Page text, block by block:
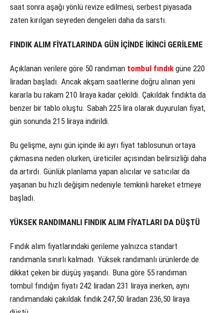
saat sonra aşağı yönlü revize edilmesi, serbest piyasada
zaten kırılgan seyreden dengeleri daha da sarstı.
FINDIK ALIM FİYATLARINDA GÜN İÇİNDE İKİNCİ GERİLEME
Açıklanan verilere göre 50 randıman tombul fındıkgüne 220
liradan başladı. Ancak akşam saatlerine doğru alınan yeni
kararla bu rakam 210 liraya kadar çekildi. Çakıldak fındıkta da
benzer bir tablo oluştu. Sabah 225 lira olarak duyurulan fiyat,
gün sonunda 215 liraya indirildi.
Bu gelişme, aynı gün içinde iki ayrı fiyat tablosunun ortaya
çıkmasına neden olurken, üreticiler açısından belirsizliği daha
da artırdı. Günlük planlama yapan alıcılar ve satıcılar da
yaşanan bu hızlı değişim nedeniyle temkinli hareket etmeye
başladı.
YÜKSEK RANDIMANLI FINDIK ALIM FİYATLARI DA DÜŞTÜ
Fındık alım fiyatlarındaki gerileme yalnızca standart
randımanla sınırlı kalmadı. Yüksek randımanlı ürünlerde de
dikkat çeken bir düşüş yaşandı. Buna göre 55 randıman
tombul fındığın fiyatı 242 liradan 231 liraya inerken, aynı
randımandaki çakıldak fındık 247,50 liradan 236,50 liraya